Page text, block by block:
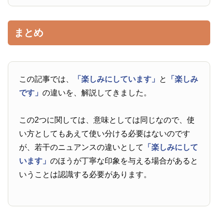
まとめ
この記事では、 「楽しみにしています」 と
「楽しみ
です」の違いを、解説してきました。
この2つに関しては、意味としては同じなので、使
い方としてもあえて使い分ける必要はないのです
が、若干のニュアンスの違いとして
「楽しみにして
います」のほうが丁寧な印象を与える場合があると
いうことは認識する必要があります。